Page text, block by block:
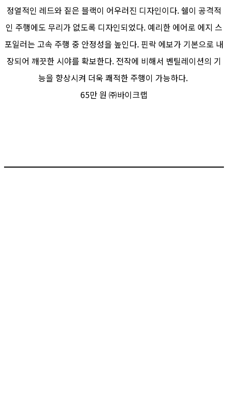
정열적인 레드와 짙은 블랙이 어우러진 디자인이다. 쉘이 공격적
인 주행에도 무리가 없도록 디자인되었다. 예리한 에어로 에지 스
포일러는 고속 주행 중 안정성을 높인다. 핀락 에보가 기본으로 내
장되어 깨끗한 시야를 확보한다. 전작에 비해서 벤틸레이션의 기
능을 향상시켜 더욱 쾌적한 주행이 가능하다.
65만 원 ㈜바이크랩